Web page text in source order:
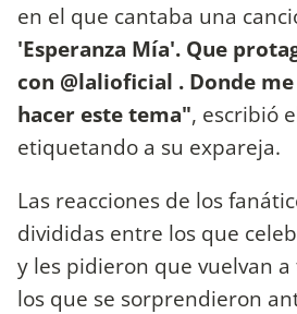
en el que cantaba una
'Esperanza Mía'. Que
con @lalioficial . Donde
hacer este tema", escribió
etiquetando a su expareja.
Las reacciones de los
divididas entre los que
y les pidieron que vuelvan
los que se sorprendieron